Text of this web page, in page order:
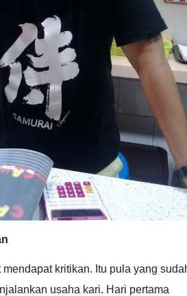
kritikan. Itu pula yang
usaha kari. Hari pertama